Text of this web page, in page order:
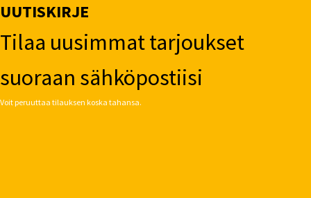
UUTISKIRJE
Tilaa uusimmat tarjoukset
suoraan sähköpostiisi
Voit peruuttaa tilauksen koska tahansa.